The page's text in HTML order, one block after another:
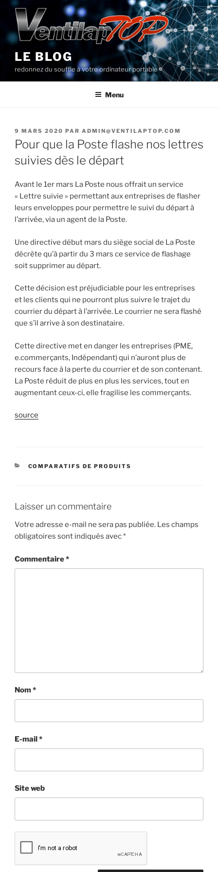
Aller
contenu
principal
LE BLOG
redonnez du souffle à votre ordinateur portable
Menu
PUBLIÉ
LE
9 MARS 2020 PAR ADMIN@VENTILAPTOP.COM
Pour que la Poste flashe nos lettres
suivies dès le départ
Avant le 1er mars La Poste nous offrait un service
« Lettre suivie » permettant aux entreprises de flasher
leurs enveloppes pour permettre le suivi du départ à
l’arrivée, via un agent de la Poste.
Une directive début mars du siège social de La Poste
décrète qu’à partir du 3 mars ce service de flashage
soit supprimer au départ.
Cette décision est préjudiciable pour les entreprises
et les clients qui ne pourront plus suivre le trajet du
courrier du départ à l’arrivée. Le courrier ne sera flashé
que s’il arrive à son destinataire.
Cette directive met en danger les entreprises (PME,
e.commerçants, Indépendant) qui n’auront plus de
recours face à la perte du courrier et de son contenant.
La Poste réduit de plus en plus les services, tout en
augmentant ceux-ci, elle fragilise les commerçants.
source
CATÉGORIES
COMPARATIFS DE PRODUITS
Laisser un commentaire
Votre adresse e-mail ne sera pas publiée. Les champs
obligatoires sont indiqués avec*
Commentaire*
Nom*
E-mail*
Site web